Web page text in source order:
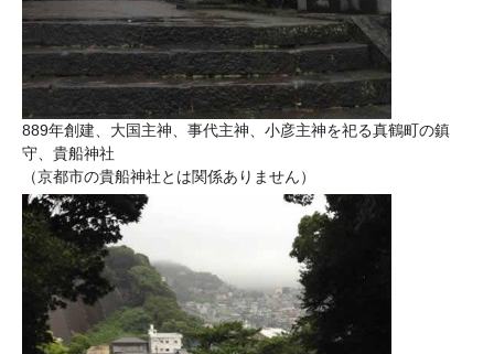
889年創建、大国主神、事代主神、小彦主神を祀る真鶴町の鎮
守、貴船神社
（京都市の貴船神社とは関係ありません）